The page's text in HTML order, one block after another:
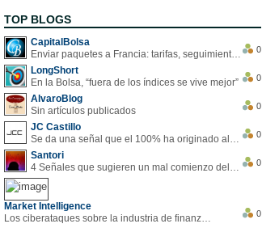
TOP BLOGS
CapitalBolsa
Enviar paquetes a Francia: tarifas, seguimiento y ventajas destacadas
0
LongShort
En la Bolsa, “fuera de los índices se vive mejor”
0
AlvaroBlog
Sin artículos publicados
0
JC Castillo
Se da una señal que el 100% ha originado alzas en las bolsas
0
Santori
4 Señales que sugieren un mal comienzo del 3T de la economía EEUU
0
Market Intelligence
Los ciberataques sobre la industria de finanzas se han duplicado este año
0